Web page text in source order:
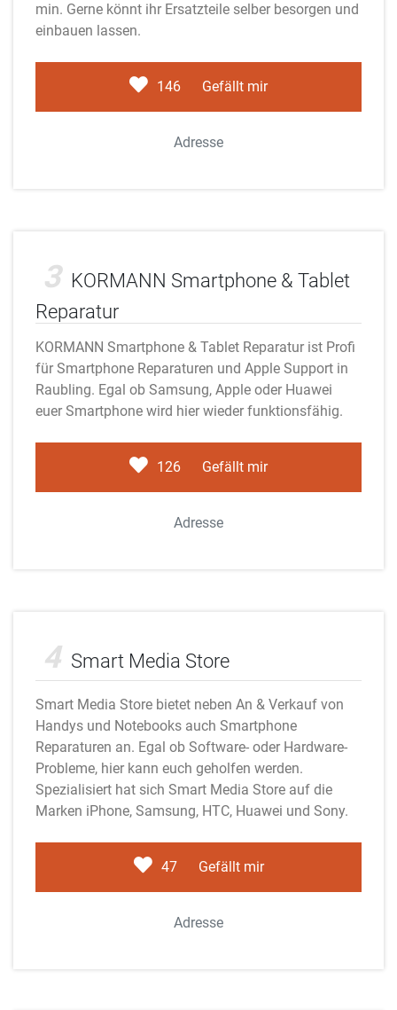
min. Gerne könnt ihr Ersatzteile selber besorgen und
einbauen lassen.
146 Gefällt mir
Adresse
3 KORMANN Smartphone & Tablet
Reparatur
KORMANN Smartphone & Tablet Reparatur ist Profi
für Smartphone Reparaturen und Apple Support in
Raubling. Egal ob Samsung, Apple oder Huawei
euer Smartphone wird hier wieder funktionsfähig.
126 Gefällt mir
Adresse
4 Smart Media Store
Smart Media Store bietet neben An & Verkauf von
Handys und Notebooks auch Smartphone
Reparaturen an. Egal ob Software- oder Hardware-
Probleme, hier kann euch geholfen werden.
Spezialisiert hat sich Smart Media Store auf die
Marken iPhone, Samsung, HTC, Huawei und Sony.
47 Gefällt mir
Adresse